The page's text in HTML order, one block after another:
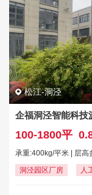
松江-洞泾
企福洞泾智能科技
100-1800平
承重:400kg/平米 | 层高
洞泾园区厂房
人